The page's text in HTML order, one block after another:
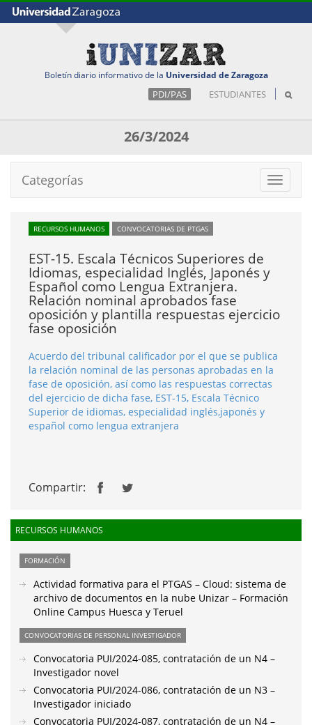
Boletín diario informativo de la Universidad de Zaragoza
PDI/PAS ESTUDIANTES
26/3/2024
Toggle
Categorías
RECURSOS HUMANOS CONVOCATORIAS DE PTGAS
EST-15. Escala Técnicos Superiores de
Idiomas, especialidad Inglés, Japonés y
Español como Lengua Extranjera.
Relación nominal aprobados fase
oposición y plantilla respuestas ejercicio
fase oposición
Acuerdo del tribunal calificador por el que se publica
la relación nominal de las personas aprobadas en la
fase de oposición, así como las respuestas correctas
del ejercicio de dicha fase, EST-15, Escala Técnico
Superior de idiomas, especialidad inglés,japonés y
español como lengua extranjera
Compartir:
RECURSOS HUMANOS
FORMACIÓN
Actividad formativa para el PTGAS – Cloud: sistema de
archivo de documentos en la nube Unizar – Formación
Online Campus Huesca y Teruel
CONVOCATORIAS DE PERSONAL INVESTIGADOR
Convocatoria PUI/2024-085, contratación de un N4 –
Investigador novel
Convocatoria PUI/2024-086, contratación de un N3 –
Investigador iniciado
Convocatoria PUI/2024-087, contratación de un N4 –